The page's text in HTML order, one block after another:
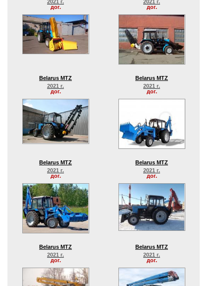
2021 г.
дог.
2021 г.
дог.
Belarus MTZ
2021 г.
дог.
Belarus MTZ
2021 г.
дог.
Belarus MTZ
2021 г.
дог.
Belarus MTZ
2021 г.
дог.
Belarus MTZ
2021 г.
дог.
Belarus MTZ
2021 г.
дог.